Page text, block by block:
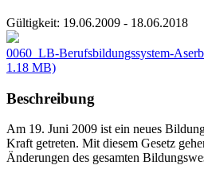
Gültigkeit: 19.06.2009 - 18.06.2018
0060_LB-Berufsbildungssystem-
1.18 MB)
Beschreibung
Am 19. Juni 2009 ist ein neues
Kraft getreten. Mit diesem Gesetz
Änderungen des gesamten